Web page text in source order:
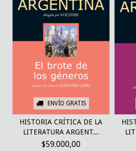
ENVÍO GRATIS
HISTORIA CRÍTICA DE LA
LITERATURA ARGENT...
$59.000,00